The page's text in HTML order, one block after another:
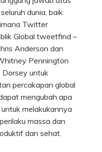
dunia, baik
Twitter
Global tweetfind –
Anderson dan
Pennington
Dorsey untuk
percakapan global
mengubah apa
melakukannya
massa dan
dan sehat.